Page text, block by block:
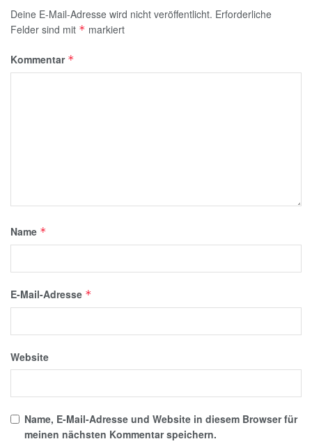
Deine E-Mail-Adresse wird nicht veröffentlicht. Erforderliche
Felder sind mit * markiert
Kommentar *
Name *
E-Mail-Adresse *
Website
Name, E-Mail-Adresse und Website in diesem Browser für
meinen nächsten Kommentar speichern.